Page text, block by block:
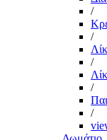
/
/
/
/
/